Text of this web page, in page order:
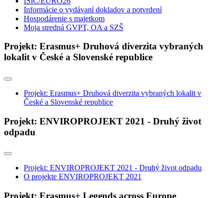
Informácie o vydávaní dokladov a potvrdení
Hospodárenie s majetkom
Moja stredná GVPT, OA a SZŠ
Projekt: Erasmus+ Druhová diverzita vybraných
lokalit v České a Slovenské republice
Projekt: Erasmus+ Druhová diverzita vybraných lokalit v
České a Slovenské republice
Projekt: ENVIROPROJEKT 2021 - Druhý život
odpadu
Projekt: ENVIROPROJEKT 2021 - Druhý život odpadu
O projekte ENVIROPROJEKT 2021
Projekt: Erasmus+ Legends across Europe